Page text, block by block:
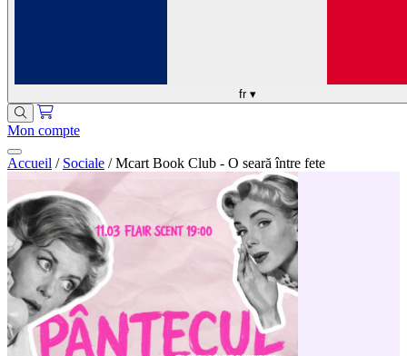
fr ▾
Mon compte
Accueil / Sociale / Mcart Book Club - O seară între fete